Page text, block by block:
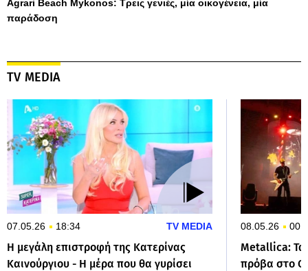
Agrari Beach Mykonos: Τρεις γενιές, μία οικογένεια, μία
παράδοση
TV MEDIA
07.05.26 18:34 TV MEDIA
Η μεγάλη επιστροφή της Κατερίνας
Καινούργιου - Η μέρα που θα γυρίσει
08.05.26
Metallica: Τα
πρόβα στο